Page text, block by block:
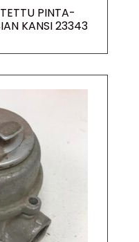
PINTA-
KANSI 23343